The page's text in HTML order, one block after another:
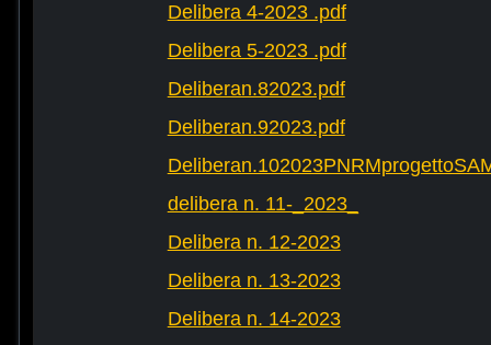
Delibera 4-2023 .pdf
Delibera 5-2023 .pdf
Deliberan.82023.pdf
Deliberan.92023.pdf
delibera n. 11-_2023_
Delibera n. 12-2023
Delibera n. 13-2023
Delibera n. 14-2023